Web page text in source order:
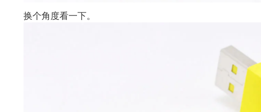
换个角度看一下。